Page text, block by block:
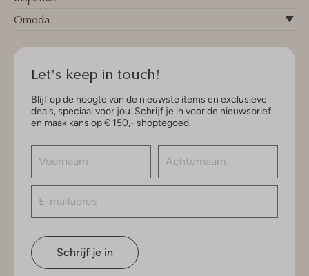
Omoda
Let's keep in touch!
Blijf op de hoogte van de nieuwste items en exclusieve
deals, speciaal voor jou. Schrijf je in voor de nieuwsbrief
en maak kans op € 150,- shoptegoed.
Schrijf je in